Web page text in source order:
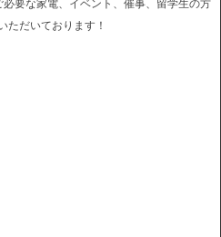
要な家電、イベント、催事、留学生の方
ただいております！